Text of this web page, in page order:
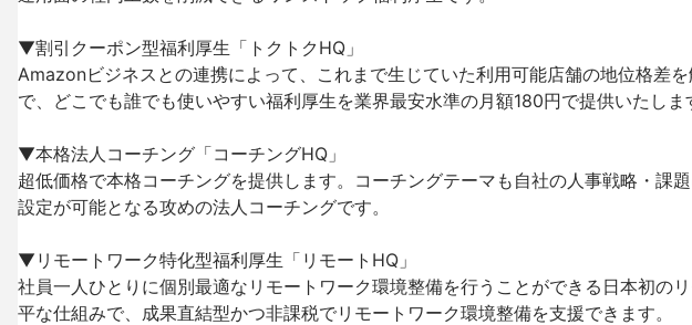
▼割引クーポン型福利厚生「トクトクHQ」
Amazonビジネスとの連携によって、これまで生じていた利用可能店舗の地位格差
で、どこでも誰でも使いやすい福利厚生を業界最安水準の月額180円で提供いたしま
▼本格法人コーチング「コーチングHQ」
超低価格で本格コーチングを提供します。コーチングテーマも自社の人事戦略・課
設定が可能となる攻めの法人コーチングです。
▼リモートワーク特化型福利厚生「リモートHQ」
社員⼀⼈ひとりに個別最適なリモートワーク環境整備を行うことができる日本初の
平な仕組みで、成果直結型かつ非課税でリモートワーク環境整備を支援できます。